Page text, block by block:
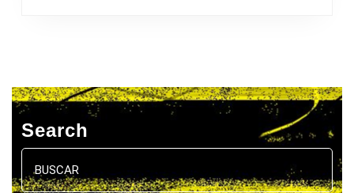
Search
Buscar: